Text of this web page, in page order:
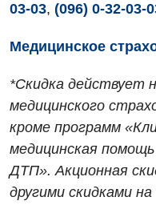
Маммология
Медицинская
Нейрохирургия
Онкологическое
Ортопедия и
Отделение
03-03, (096) 0-32-03-
Медицинское
*Скидка действует
медицинского
кроме программ
медицинская
ДТП». Акционная
другими скидками